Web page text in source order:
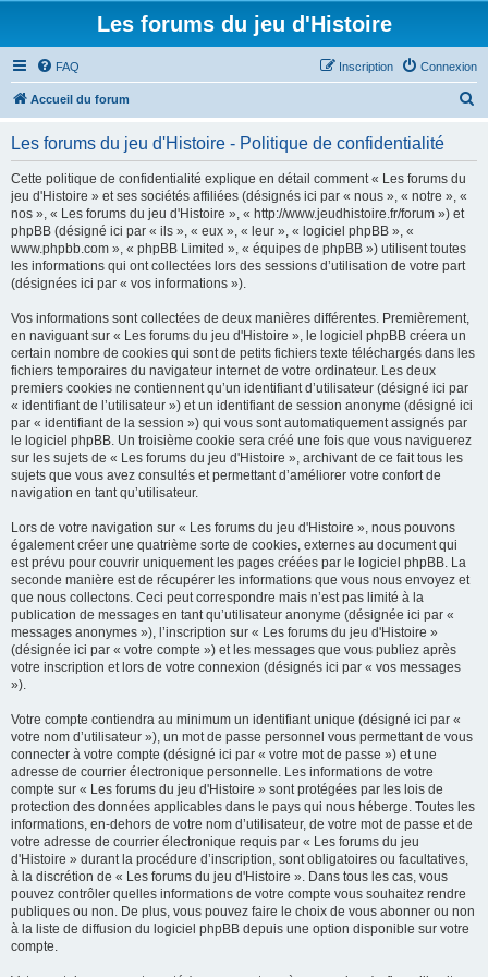
Les forums du jeu d'Histoire
FAQ Connexion
Inscription
Accueil du forum
Les forums du jeu d'Histoire - Politique de confidentialité
Cette politique de confidentialité explique en détail comment « Les forums du
jeu d'Histoire » et ses sociétés affiliées (désignés ici par « nous », « notre », «
nos », « Les forums du jeu d'Histoire », « http://www.jeudhistoire.fr/forum ») et
phpBB (désigné ici par « ils », « eux », « leur », « logiciel phpBB », «
www.phpbb.com », « phpBB Limited », « équipes de phpBB ») utilisent toutes
les informations qui ont collectées lors des sessions d’utilisation de votre part
(désignées ici par « vos informations »).
Vos informations sont collectées de deux manières différentes. Premièrement,
en naviguant sur « Les forums du jeu d'Histoire », le logiciel phpBB créera un
certain nombre de cookies qui sont de petits fichiers texte téléchargés dans les
fichiers temporaires du navigateur internet de votre ordinateur. Les deux
premiers cookies ne contiennent qu’un identifiant d’utilisateur (désigné ici par
« identifiant de l’utilisateur ») et un identifiant de session anonyme (désigné ici
par « identifiant de la session ») qui vous sont automatiquement assignés par
le logiciel phpBB. Un troisième cookie sera créé une fois que vous naviguerez
sur les sujets de « Les forums du jeu d'Histoire », archivant de ce fait tous les
sujets que vous avez consultés et permettant d’améliorer votre confort de
navigation en tant qu’utilisateur.
Lors de votre navigation sur « Les forums du jeu d'Histoire », nous pouvons
également créer une quatrième sorte de cookies, externes au document qui
est prévu pour couvrir uniquement les pages créées par le logiciel phpBB. La
seconde manière est de récupérer les informations que vous nous envoyez et
que nous collectons. Ceci peut correspondre mais n’est pas limité à la
publication de messages en tant qu’utilisateur anonyme (désignée ici par «
messages anonymes »), l’inscription sur « Les forums du jeu d'Histoire »
(désignée ici par « votre compte ») et les messages que vous publiez après
votre inscription et lors de votre connexion (désignés ici par « vos messages
»).
Votre compte contiendra au minimum un identifiant unique (désigné ici par «
votre nom d’utilisateur »), un mot de passe personnel vous permettant de vous
connecter à votre compte (désigné ici par « votre mot de passe ») et une
adresse de courrier électronique personnelle. Les informations de votre
compte sur « Les forums du jeu d'Histoire » sont protégées par les lois de
protection des données applicables dans le pays qui nous héberge. Toutes les
informations, en-dehors de votre nom d’utilisateur, de votre mot de passe et de
votre adresse de courrier électronique requis par « Les forums du jeu
d'Histoire » durant la procédure d’inscription, sont obligatoires ou facultatives,
à la discrétion de « Les forums du jeu d'Histoire ». Dans tous les cas, vous
pouvez contrôler quelles informations de votre compte vous souhaitez rendre
publiques ou non. De plus, vous pouvez faire le choix de vous abonner ou non
à la liste de diffusion du logiciel phpBB depuis une option disponible sur votre
compte.